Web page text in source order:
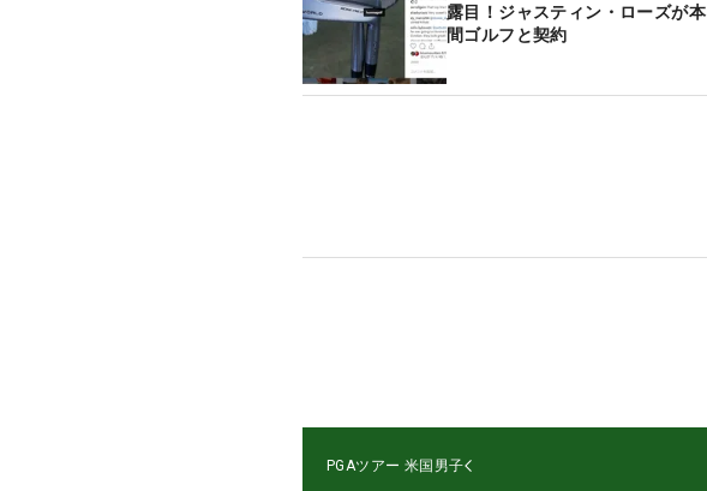
露目！ジャスティン・ローズが本
間ゴルフと契約
PGAツアー 米国男子